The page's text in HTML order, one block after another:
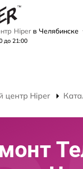
Hiper в Челябинске
до 21:00
центр Hiper